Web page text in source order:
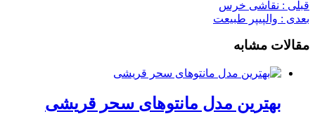
قبلی : نقاشی خرس
بعدی : والپیپر طبیعت
مقالات مشابه
بهترین مدل مانتوهای سحر قریشی